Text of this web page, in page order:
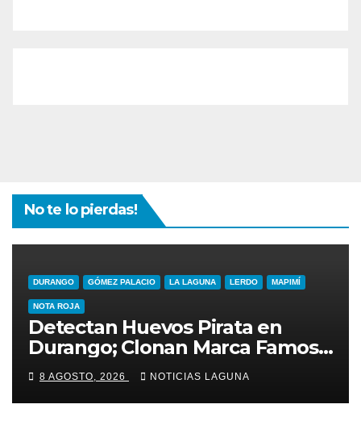
No te lo pierdas!
DURANGO GÓMEZ PALACIO LA LAGUNA LERDO MAPIMÍ
NOTA ROJA
Detectan Huevos Pirata en
Durango; Clonan Marca Famosa
para Venderlos
8 AGOSTO, 2026 NOTICIAS LAGUNA